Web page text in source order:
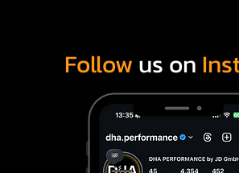
Essen ist ein zentraler Standort im
dem gesamten NRW-Raum. Genau
Follow us on